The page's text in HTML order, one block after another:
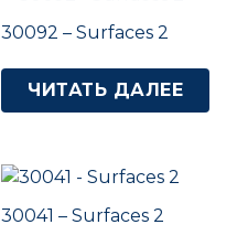
30092 – Surfaces 2
ЧИТАТЬ ДАЛЕЕ
30041 – Surfaces 2